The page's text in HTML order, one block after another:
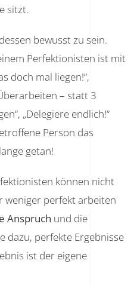
sitzt.
bewusst zu sein.
Perfektionisten ist mit
doch mal liegen!“,
– statt 3
„Delegiere endlich!“
Person das
getan!
können nicht
weniger perfekt arbeiten
Anspruch und die
dazu, perfekte Ergebnisse
ist der eigene